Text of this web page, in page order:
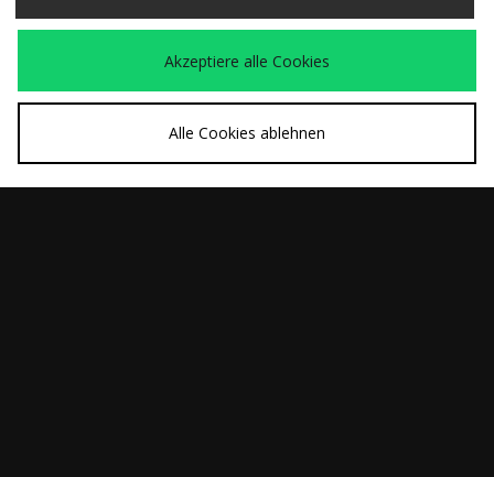
Akzeptiere alle Cookies
Alle Cookies ablehnen